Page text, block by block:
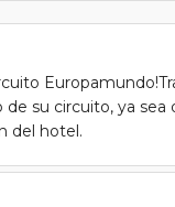
de su circuito, ya
del hotel.